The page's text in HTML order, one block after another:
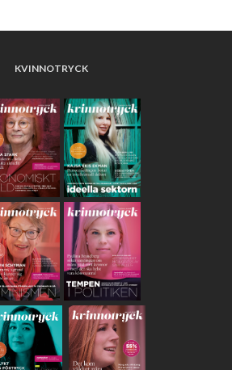
KVINNOTRYCK